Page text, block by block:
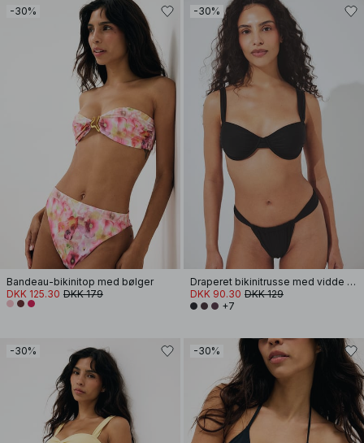
-30%
Bandeau-bikinitop med bølger
DKK 125.30 DKK 179
-30%
Draperet bikinitrusse med vidde stropper
DKK 90.30 DKK 129
+7
-30% -30%